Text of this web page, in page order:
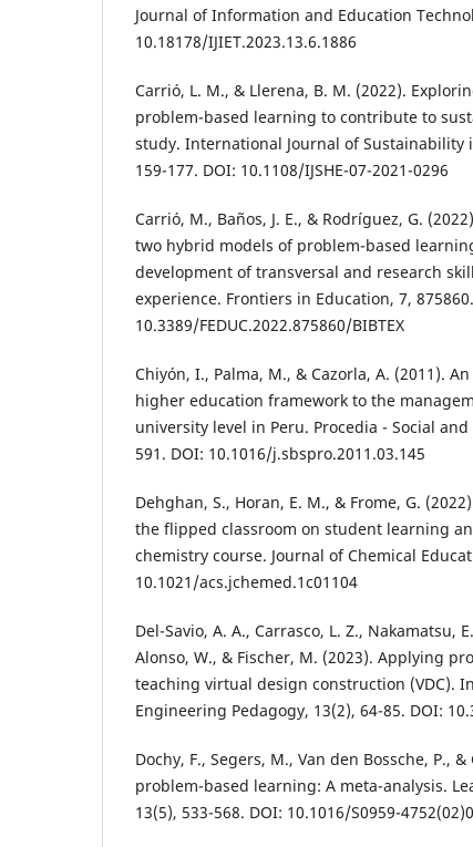
Journal of Information and Education
10.18178/IJIET.2023.13.6.1886
Carrió, L. M., & Llerena, B. M. (2022).
problem-based learning to contribute to
study. International Journal of Sustainability
159-177. DOI: 10.1108/IJSHE-07-2021-0296
Carrió, M., Baños, J. E., & Rodríguez, G.
two hybrid models of problem-based
development of transversal and research
experience. Frontiers in Education, 7,
10.3389/FEDUC.2022.875860/BIBTEX
Chiyón, I., Palma, M., & Cazorla, A. (2011).
higher education framework to the
university level in Peru. Procedia - Social
591. DOI: 10.1016/j.sbspro.2011.03.145
Dehghan, S., Horan, E. M., & Frome, G.
the flipped classroom on student learning
chemistry course. Journal of Chemical
10.1021/acs.jchemed.1c01104
Del-Savio, A. A., Carrasco, L. Z., Nakamatsu,
Alonso, W., & Fischer, M. (2023). Applying
teaching virtual design construction (VDC).
Engineering Pedagogy, 13(2), 64-85. DOI:
Dochy, F., Segers, M., Van den Bossche, P.,
problem-based learning: A meta-analysis.
13(5), 533-568. DOI: 10.1016/S0959-